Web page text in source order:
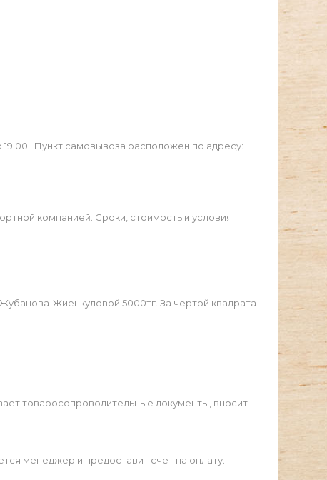
Пункт самовывоза расположен по адресу:
компанией. Сроки, стоимость и условия
Жиенкуловой 5000тг. За чертой квадрата
товаросопроводительные документы, вносит
менеджер и предоставит счет на оплату.